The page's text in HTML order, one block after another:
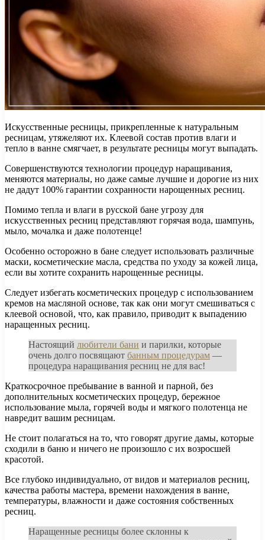
Искусственные ресницы, прикрепленные к натуральным
ресницам, утяжеляют их. Клеевой состав против влаги и
тепло в ванне смягчает, в результате ресницы могут выпадать.
Совершенствуются технологии процедур наращивания,
меняются материалы, но даже самые лучшие и дорогие из них
не дадут 100% гарантии сохранности нарощенных ресниц.
Помимо тепла и влаги в русской бане угрозу для
искусственных ресниц представляют горячая вода, шампунь,
мыло, мочалка и даже полотенце!
Особенно осторожно в бане следует использовать различные
маски, косметические масла, средства по уходу за кожей лица,
если вы хотите сохранить нарощенные ресницы.
Следует избегать косметических процедур с использованием
кремов на масляной основе, так как они могут смешиваться с
клеевой основой, что, как правило, приводит к выпадению
наращенных ресниц.
Настоящий любители бани и парилки, которые
очень долго посвящают банным процедурам —
процедура наращивания ресниц не для вас!
Краткосрочное пребывание в ванной и парной, без
дополнительных косметических процедур, бережное
использование мыла, горячей воды и мягкого полотенца не
навредит вашим ресницам.
Не стоит полагаться на то, что говорят другие дамы, которые
сходили в баню и ничего не произошло с их возросшей
красотой.
Все глубоко индивидуально, от видов и материалов ресниц,
качества работы мастера, времени нахождения в ванне,
температуры, влажности и даже состояния собственных
ресниц.
Наращенные ресницы более склонны к